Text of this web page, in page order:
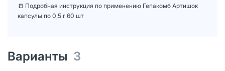
📒 Подробная инструкция по применению Гепакомб Артишок
капсулы по 0,5 г 60 шт
Варианты 3